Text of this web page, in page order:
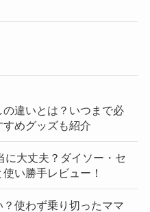
違いとは？いつまで必
めグッズも紹介
に大丈夫？ダイソー・セ
い勝手レビュー！
使わず乗り切ったママ